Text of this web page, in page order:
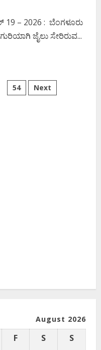
19 – 2026 : ಬೆಂಗಳೂರು
ಜೈಲು ಸೇರಿರುವ...
54 Next
August 2026
F S S